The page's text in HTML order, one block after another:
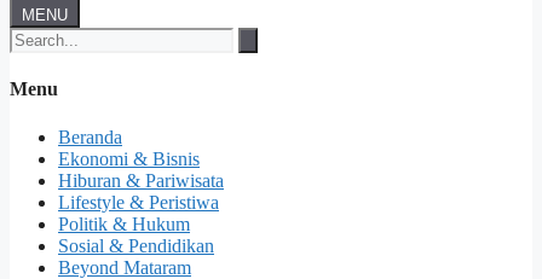
MENU
Menu
Beranda
Ekonomi & Bisnis
Hiburan & Pariwisata
Lifestyle & Peristiwa
Politik & Hukum
Sosial & Pendidikan
Beyond Mataram